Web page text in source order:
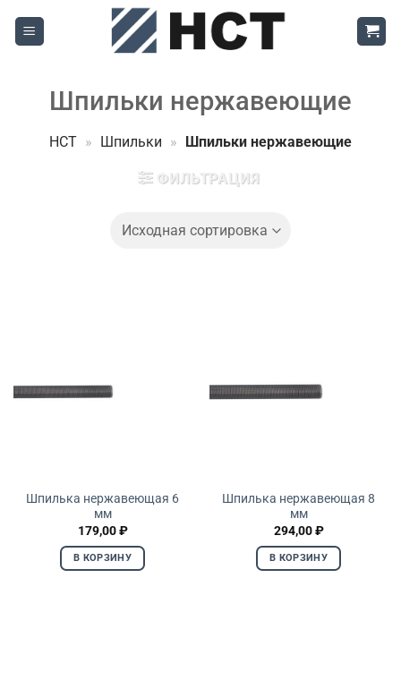
Шпильки нержавеющие
НСТ » Шпильки » Шпильки нержавеющие
ФИЛЬТРАЦИЯ
Шпилька нержавеющая 6
мм
179,00₽
В КОРЗИНУ
Шпилька нержавеющая 8
мм
294,00₽
В КОРЗИНУ